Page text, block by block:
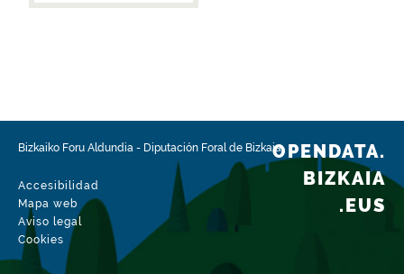
Bizkaiko Foru Aldundia - Diputación Foral de Bizkaia
Accesibilidad
Mapa web
Aviso legal
Cookies
OPENDATA.
BIZKAIA
.EUS